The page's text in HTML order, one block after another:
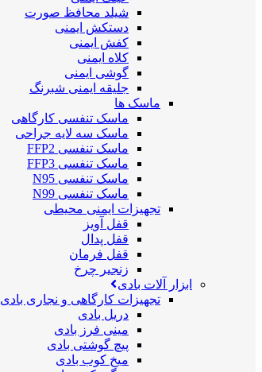
شیلد محافظ صورت
دستکش ایمنی
کفش ایمنی
کلاه ایمنی
گوشی ایمنی
جلیقه ایمنی شبرنگ
ماسک ها
ماسک تنفسی کارگاهی
ماسک سه لایه جراحی
ماسک تنفسی FFP2
ماسک تنفسی FFP3
ماسک تنفسی N95
ماسک تنفسی N99
تجهیزات ایمنی محیطی
قفل آویز
قفل پدال
قفل فرمان
زنجیر چرخ
ابزار آلات بادی
تجهیزات کارگاهی و نجاری بادی
دریل بادی
مینی فرز بادی
پیچ گوشتی بادی
میخ کوب بادی